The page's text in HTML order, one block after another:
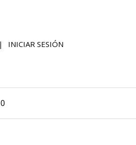
INICIAR SESIÓN
0